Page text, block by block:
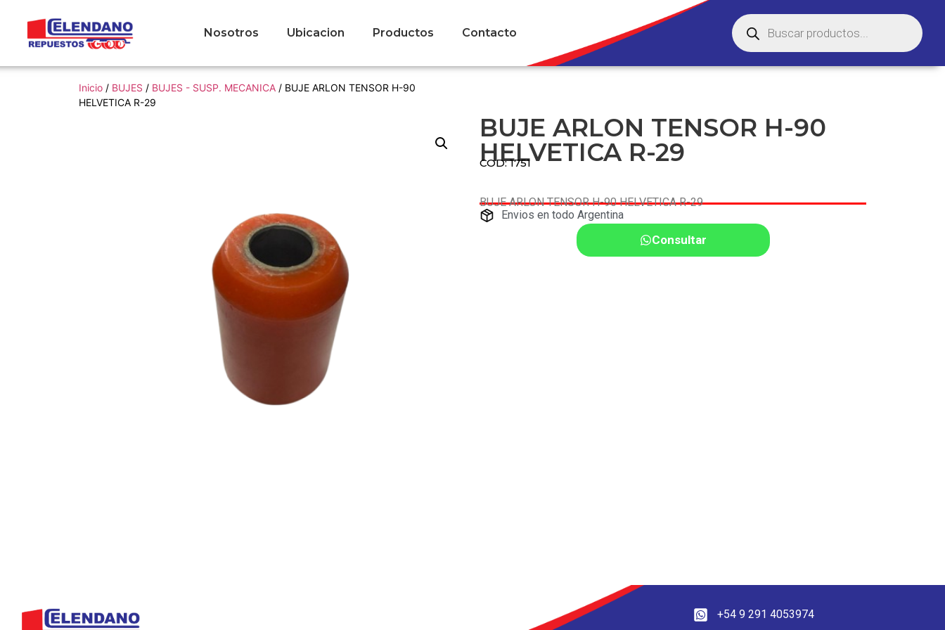
Nosotros Ubicacion Productos Contacto
Inicio / BUJES / BUJES - SUSP. MECANICA / BUJE ARLON TENSOR H-90
HELVETICA R-29
BUJE ARLON TENSOR H-90
HELVETICA R-29
COD: 1751
BUJE ARLON TENSOR H-90 HELVETICA R-29
Envios en todo Argentina
Consultar
+54 9 291 4053974